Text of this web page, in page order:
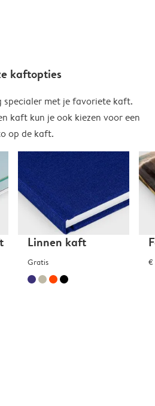
kaftopties
met je favoriete kaft.
kaft kun je ook kiezen voor een
op de kaft.
Linnen kaft
Gratis €